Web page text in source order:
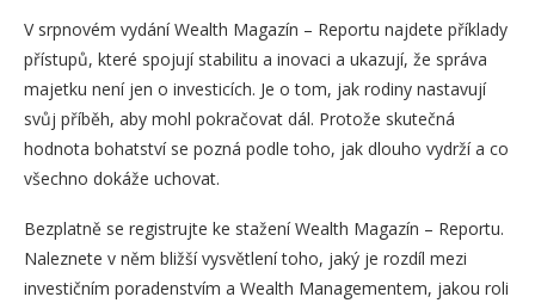
V srpnovém vydání Wealth Magazín – Reportu najdete příklady
přístupů, které spojují stabilitu a inovaci a ukazují, že správa
majetku není jen o investicích. Je o tom, jak rodiny nastavují
svůj příběh, aby mohl pokračovat dál. Protože skutečná
hodnota bohatství se pozná podle toho, jak dlouho vydrží a co
všechno dokáže uchovat.
Bezplatně se registrujte ke stažení Wealth Magazín – Reportu.
Naleznete v něm bližší vysvětlení toho, jaký je rozdíl mezi
investičním poradenstvím a Wealth Managementem, jakou roli